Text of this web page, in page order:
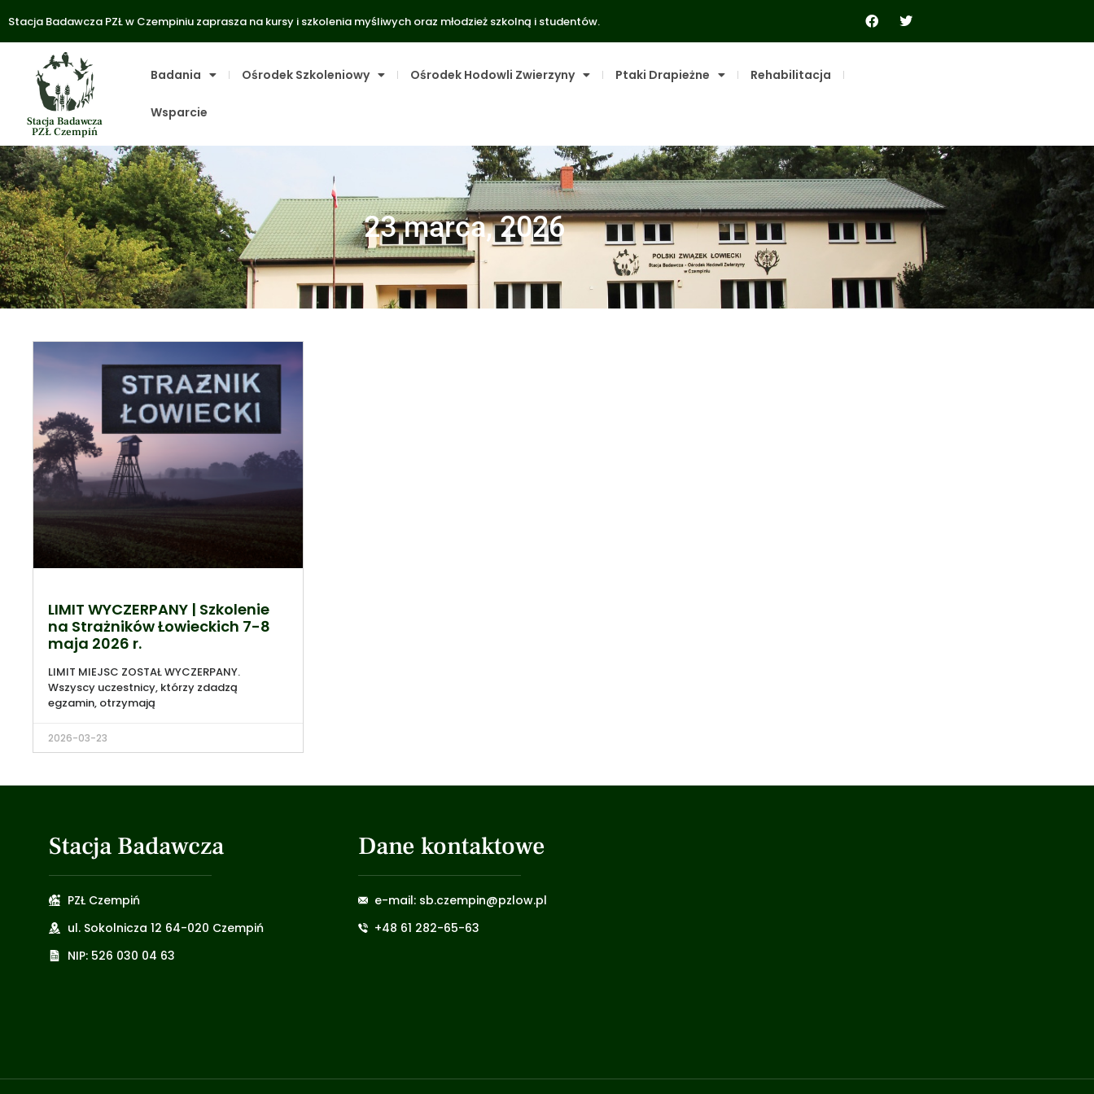
Stacja Badawcza PZŁ w Czempiniu zaprasza na kursy i szkolenia myśliwych oraz młodzież szkolną i studentów.
Stacja Badawcza
PZŁ Czempiń
Badania Ośrodek Szkoleniowy Ośrodek Hodowli Zwierzyny Ptaki Drapieżne Rehabilitacja
Wsparcie
23 marca, 2026
LIMIT WYCZERPANY | Szkolenie
na Strażników Łowieckich 7-8
maja 2026 r.
LIMIT MIEJSC ZOSTAŁ WYCZERPANY.
Wszyscy uczestnicy, którzy zdadzą
egzamin, otrzymają
2026-03-23
Stacja Badawcza
PZŁ Czempiń
ul. Sokolnicza 12 64-020 Czempiń
NIP: 526 030 04 63
Dane kontaktowe
e-mail: sb.czempin@pzlow.pl
+48 61 282-65-63